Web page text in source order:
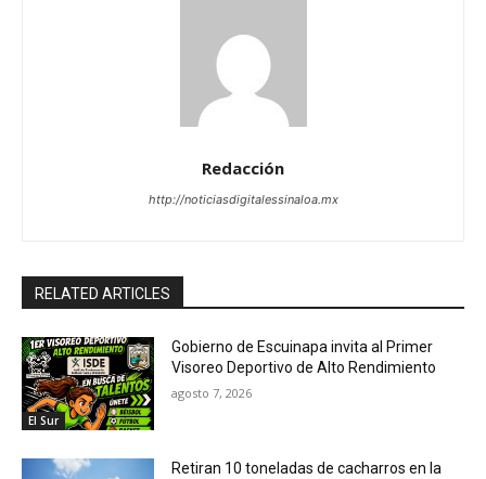
Redacción
http://noticiasdigitalessinaloa.mx
RELATED ARTICLES
El Sur
Gobierno de Escuinapa invita al Primer
Visoreo Deportivo de Alto Rendimiento
agosto 7, 2026
Retiran 10 toneladas de cacharros en la